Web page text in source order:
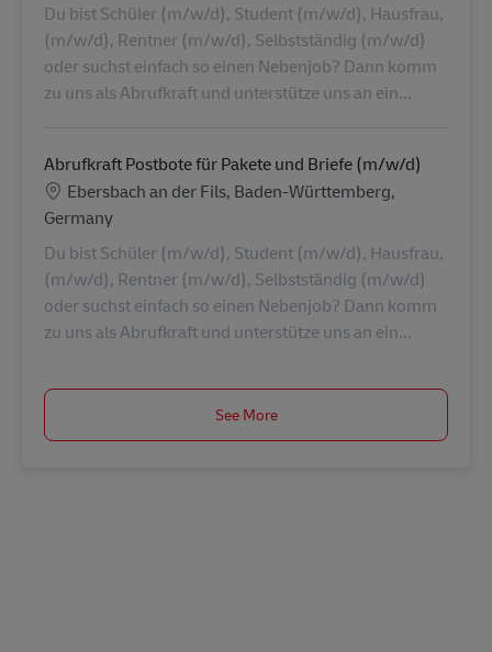
Du bist Schüler (m/w/d), Student (m/w/d), Hausfrau,
(m/w/d), Rentner (m/w/d), Selbstständig (m/w/d)
oder suchst einfach so einen Nebenjob? Dann komm
zu uns als Abrufkraft und unterstütze uns an ein...
Abrufkraft Postbote für Pakete und Briefe (m/w/d)
Location
Ebersbach an der Fils, Baden-Württemberg,
Germany
Du bist Schüler (m/w/d), Student (m/w/d), Hausfrau,
(m/w/d), Rentner (m/w/d), Selbstständig (m/w/d)
oder suchst einfach so einen Nebenjob? Dann komm
zu uns als Abrufkraft und unterstütze uns an ein...
See More